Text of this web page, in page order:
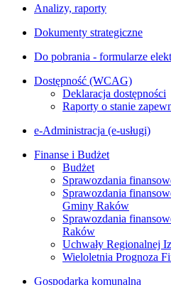
Analizy, raporty
Dokumenty strategiczne
Do pobrania - formularze
Dostępność (WCAG)
Deklaracja dostępności
Raporty o stanie
e-Administracja (e-usługi)
Finanse i Budżet
Budżet
Sprawozdania
Sprawozdania
Gminy Raków
Sprawozdania
Raków
Uchwały Regionalnej
Wieloletnia Prognoza
Gospodarka komunalna